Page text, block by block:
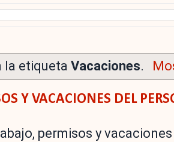
la etiquetaVacaciones.
Y VACACIONES DEL
permisos y